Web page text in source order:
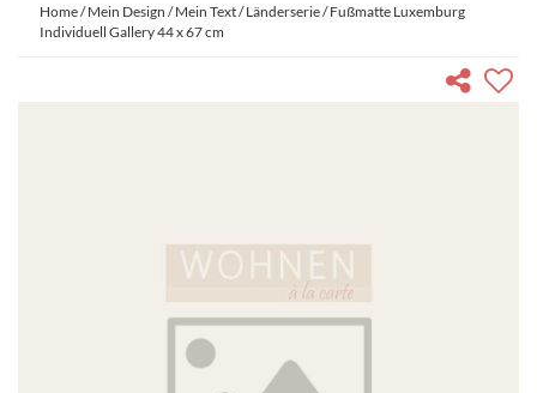
Home/Mein Design / Mein Text/Länderserie/ Fußmatte Luxemburg
Individuell Gallery 44 x 67 cm